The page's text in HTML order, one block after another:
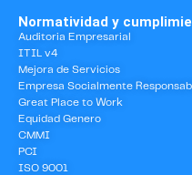
Normatividad y
Auditoria Empresarial
ITIL v4
Mejora de Servicios
Empresa Socialmente
Great Place to Work
Equidad Genero
CMMI
PCI
ISO 9001